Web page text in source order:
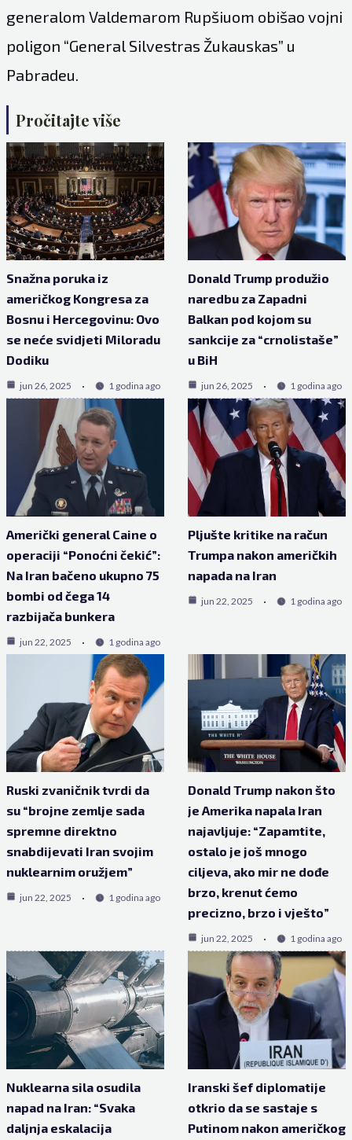
generalom Valdemarom Rupšiuom obišao vojni
poligon “General Silvestras Žukauskas” u
Pabradeu.
Pročitajte više
Snažna poruka iz
američkog Kongresa za
Bosnu i Hercegovinu: Ovo
se neće svidjeti Miloradu
Dodiku
jun 26, 2025 1 godina ago
Donald Trump produžio
naredbu za Zapadni
Balkan pod kojom su
sankcije za “crnolistaše”
u BiH
jun 26, 2025 1 godina ago
Američki general Caine o
operaciji “Ponoćni čekić”:
Na Iran bačeno ukupno 75
bombi od čega 14
razbijača bunkera
jun 22, 2025 1 godina ago
Pljušte kritike na račun
Trumpa nakon američkih
napada na Iran
jun 22, 2025 1 godina ago
Ruski zvaničnik tvrdi da
su “brojne zemlje sada
spremne direktno
snabdijevati Iran svojim
nuklearnim oružjem”
jun 22, 2025 1 godina ago
Donald Trump nakon što
je Amerika napala Iran
najavljuje: “Zapamtite,
ostalo je još mnogo
ciljeva, ako mir ne dođe
brzo, krenut ćemo
precizno, brzo i vješto”
jun 22, 2025 1 godina ago
Nuklearna sila osudila
napad na Iran: “Svaka
daljnja eskalacija
Iranski šef diplomatije
otkrio da se sastaje s
Putinom nakon američkog